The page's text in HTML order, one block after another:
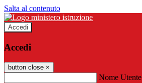
Salta al contenuto
Accedi
Accedi
button close ×
Nome Utente